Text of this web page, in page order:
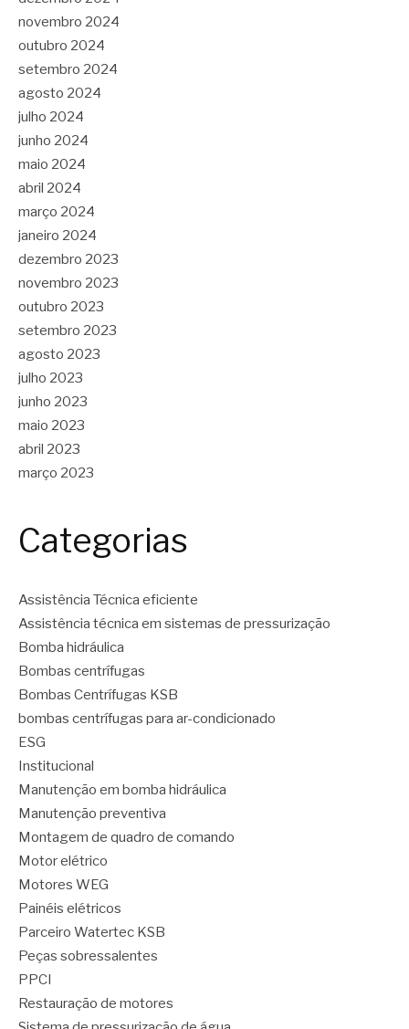
novembro 2024
outubro 2024
setembro 2024
agosto 2024
julho 2024
junho 2024
maio 2024
abril 2024
março 2024
janeiro 2024
dezembro 2023
novembro 2023
outubro 2023
setembro 2023
agosto 2023
julho 2023
junho 2023
maio 2023
abril 2023
março 2023
Categorias
Assistência Técnica eficiente
Assistência técnica em sistemas de pressurização
Bomba hidráulica
Bombas centrífugas
Bombas Centrífugas KSB
bombas centrífugas para ar-condicionado
ESG
Institucional
Manutenção em bomba hidráulica
Manutenção preventiva
Montagem de quadro de comando
Motor elétrico
Motores WEG
Painéis elétricos
Parceiro Watertec KSB
Peças sobressalentes
PPCI
Restauração de motores